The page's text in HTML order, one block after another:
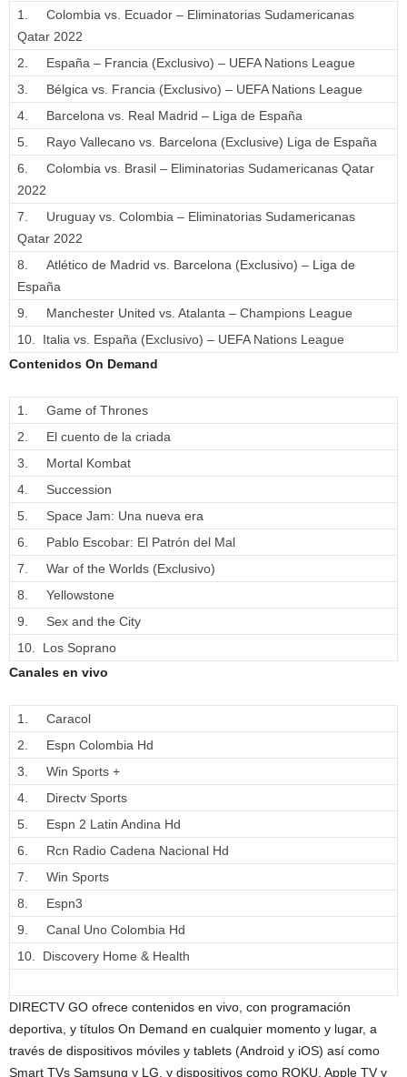
1. Colombia vs. Ecuador – Eliminatorias Sudamericanas
Qatar 2022
2. España – Francia (Exclusivo) – UEFA Nations League
3. Bélgica vs. Francia (Exclusivo) – UEFA Nations League
4. Barcelona vs. Real Madrid – Liga de España
5. Rayo Vallecano vs. Barcelona (Exclusive) Liga de España
6. Colombia vs. Brasil – Eliminatorias Sudamericanas Qatar
2022
7. Uruguay vs. Colombia – Eliminatorias Sudamericanas
Qatar 2022
8. Atlético de Madrid vs. Barcelona (Exclusivo) – Liga de
España
9. Manchester United vs. Atalanta – Champions League
10. Italia vs. España (Exclusivo) – UEFA Nations League
Contenidos On Demand
1. Game of Thrones
2. El cuento de la criada
3. Mortal Kombat
4. Succession
5. Space Jam: Una nueva era
6. Pablo Escobar: El Patrón del Mal
7. War of the Worlds (Exclusivo)
8. Yellowstone
9. Sex and the City
10. Los Soprano
Canales en vivo
1. Caracol
2. Espn Colombia Hd
3. Win Sports +
4. Directv Sports
5. Espn 2 Latin Andina Hd
6. Rcn Radio Cadena Nacional Hd
7. Win Sports
8. Espn3
9. Canal Uno Colombia Hd
10. Discovery Home & Health
DIRECTV GO ofrece contenidos en vivo, con programación
deportiva, y títulos On Demand en cualquier momento y lugar, a
través de dispositivos móviles y tablets (Android y iOS) así como
Smart TVs Samsung y LG, y dispositivos como ROKU, Apple TV y